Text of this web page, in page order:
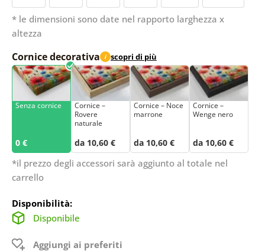
* le dimensioni sono date nel rapporto larghezza x
altezza
Cornice decorativa i scopri di più
Senza cornice
0 €
Cornice –
Rovere
naturale
da 10,60 €
Cornice – Noce
marrone
da 10,60 €
Cornice –
Wenge nero
da 10,60 €
*il prezzo degli accessori sarà aggiunto al totale nel
carrello
Disponibilità:
Disponibile
Aggiungi ai preferiti